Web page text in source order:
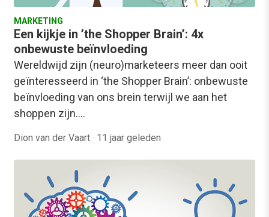
MARKETING
Een kijkje in ’the Shopper Brain’: 4x
onbewuste beïnvloeding
Wereldwijd zijn (neuro)marketeers meer dan ooit
geïnteresseerd in ‘the Shopper Brain’: onbewuste
beïnvloeding van ons brein terwijl we aan het
shoppen zijn.…
Dion van der Vaart · 11 jaar geleden